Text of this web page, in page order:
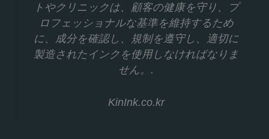
トやクリニックは、顧客の健康を守り、プ
ロフェッショナルな基準を維持するため
に、成分を確認し、規制を遵守し、適切に
製造されたインクを使用しなければなりま
せん。.
KinInk.co.kr